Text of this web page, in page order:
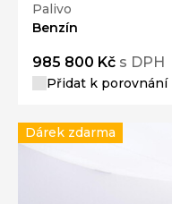
Palivo
Benzín
985 800 Kč s DPH
Přidat k porovnání
Dárek zdarma